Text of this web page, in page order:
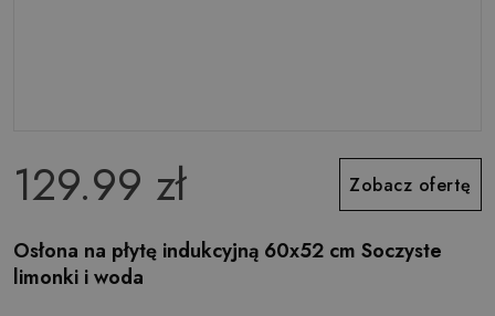
129.99 zł Zobacz ofertę
Osłona na płytę indukcyjną 60x52 cm Soczyste
limonki i woda